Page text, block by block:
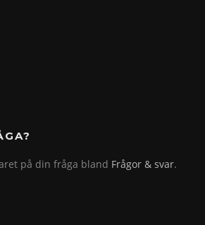
på din fråga bland Frågor & svar.